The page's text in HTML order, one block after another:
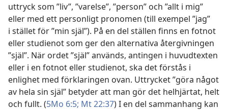
uttryck som ”liv”, ”varelse”, ”person” och ”allt i mig”
eller med ett personligt pronomen (till exempel ”jag”
i stället för ”min själ”). På en del ställen finns en fotnot
eller studienot som ger den alternativa återgivningen
”själ”. När ordet ”själ” används, antingen i huvudtexten
eller i en fotnot eller studienot, ska det förstås i
enlighet med förklaringen ovan. Uttrycket ”göra något
av hela sin själ” betyder att man gör det helhjärtat, helt
och fullt. (5Mo 6:5; Mt 22:37) I en del sammanhang kan